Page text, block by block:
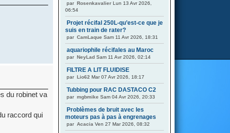
du robinet va
raccord qui
par Rosenkavalier Lun 13 Avr 2026,
06:54
Projet récifal 250L-qu’est-ce que je
suis en train de rater?
par CamLaque Sam 11 Avr 2026, 18:31
aquariophile récifales au Maroc
par NeyLad Sam 11 Avr 2026, 02:14
FILTRE A LIT FLUIDISE
par Lio62 Mar 07 Avr 2026, 18:17
Tubbing pour RAC DASTACO C2
par mgbmike Sam 04 Avr 2026, 20:33
Problèmes de bruit avec les
moteurs pas à pas à engrenages
par Acacia Ven 27 Mar 2026, 08:32